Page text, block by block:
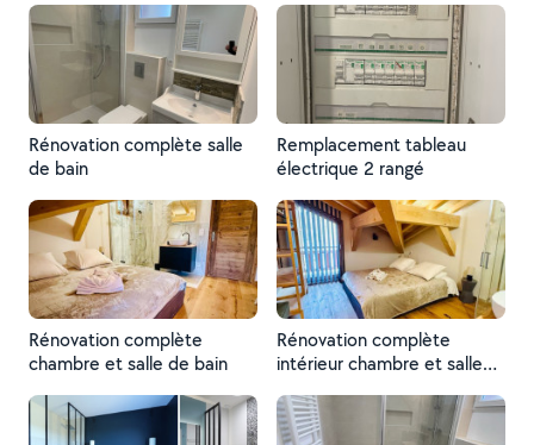
Rénovation complète salle
de bain
Remplacement tableau
électrique 2 rangé
Rénovation complète
chambre et salle de bain
Rénovation complète
intérieur chambre et salle